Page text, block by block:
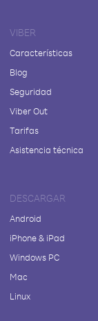
VIBER
Características
Blog
Seguridad
Viber Out
Tarifas
Asistencia técnica
DESCARGAR
Android
iPhone & iPad
Windows PC
Mac
Linux